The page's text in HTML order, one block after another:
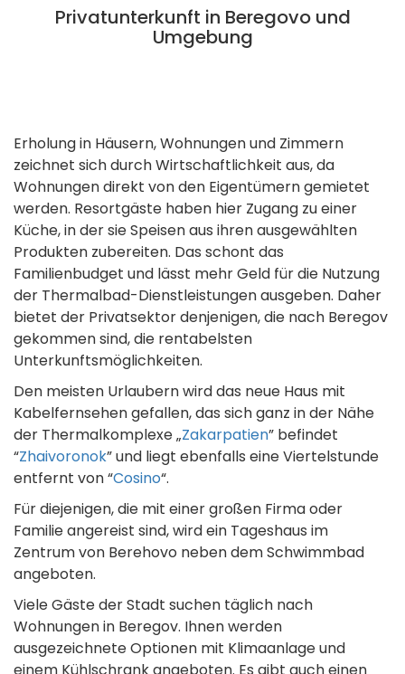
Privatunterkunft in Beregovo und
Umgebung
Erholung in Häusern, Wohnungen und Zimmern
zeichnet sich durch Wirtschaftlichkeit aus, da
Wohnungen direkt von den Eigentümern gemietet
werden. Resortgäste haben hier Zugang zu einer
Küche, in der sie Speisen aus ihren ausgewählten
Produkten zubereiten. Das schont das
Familienbudget und lässt mehr Geld für die Nutzung
der Thermalbad-Dienstleistungen ausgeben. Daher
bietet der Privatsektor denjenigen, die nach Beregov
gekommen sind, die rentabelsten
Unterkunftsmöglichkeiten.
Den meisten Urlaubern wird das neue Haus mit
Kabelfernsehen gefallen, das sich ganz in der Nähe
der Thermalkomplexe „Zakarpatien” befindet
“Zhaivoronok” und liegt ebenfalls eine Viertelstunde
entfernt von “Cosino“.
Für diejenigen, die mit einer großen Firma oder
Familie angereist sind, wird ein Tageshaus im
Zentrum von Berehovo neben dem Schwimmbad
angeboten.
Viele Gäste der Stadt suchen täglich nach
Wohnungen in Beregov. Ihnen werden
ausgezeichnete Optionen mit Klimaanlage und